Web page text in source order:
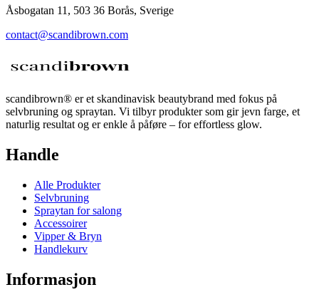
Åsbogatan 11, 503 36 Borås, Sverige
contact@scandibrown.com
scandibrown® er et skandinavisk beautybrand med fokus på
selvbruning og spraytan. Vi tilbyr produkter som gir jevn farge, et
naturlig resultat og er enkle å påføre – for effortless glow.
Handle
Alle Produkter
Selvbruning
Spraytan for salong
Accessoirer
Vipper & Bryn
Handlekurv
Informasjon